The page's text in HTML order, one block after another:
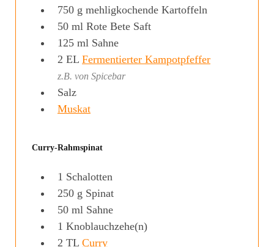
750 g mehligkochende Kartoffeln
50 ml Rote Bete Saft
125 ml Sahne
2 EL Fermentierter Kampotpfeffer
z.B. von Spicebar
Salz
Muskat
Curry-Rahmspinat
1 Schalotten
250 g Spinat
50 ml Sahne
1 Knoblauchzehe(n)
2 TL Curry